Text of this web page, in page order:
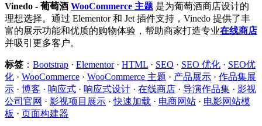
Vinedo - 葡萄酒 WooCommerce 主题 是为葡萄酒商店设计的
理想选择。通过 Elementor 和 Jet 插件支持，Vinedo 提供了丰
富的展示功能和优质的购物体验，帮助商家打造专业在线商店
并吸引更多客户。
标签 ： Bootstrap · Elementor· HTML · SEO · SEO 优化 · SEO优
化 · WooCommerce · WooCommerce 主题 · 产品展示 · 作品集展
示 · 博客 · 响应式 · 响应式设计 · 在线商店 · 导演作品集 · 影视
公司官网 · 影视项目展示 ·快速加载 · 电商网站 · 电影网站模
板 · 页面构建器